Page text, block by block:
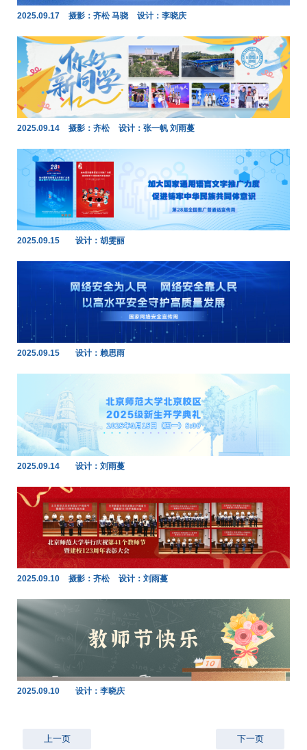
2025.09.17 摄影：齐松 马骁 设计：李晓庆
2025.09.14 摄影：齐松 设计：张一帆 刘雨蔓
2025.09.15 设计：胡雯丽
2025.09.15 设计：赖思雨
2025.09.14 设计：刘雨蔓
2025.09.10 摄影：齐松 设计：刘雨蔓
2025.09.10 设计：李晓庆
上一页 下一页